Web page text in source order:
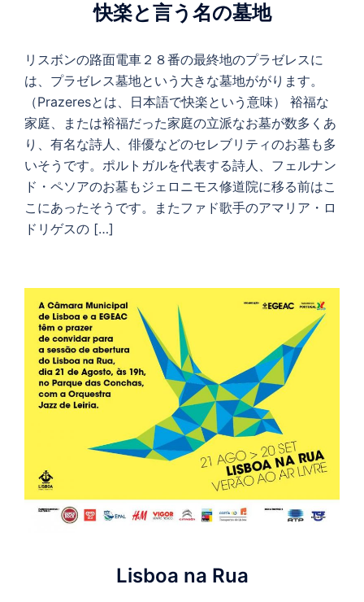
快楽と言う名の墓地
リスボンの路面電車２８番の最終地のプラゼレスに
は、プラゼレス墓地という大きな墓地ががります。
（Prazeresとは、日本語で快楽という意味） 裕福な
家庭、または裕福だった家庭の立派なお墓が数多くあ
り、有名な詩人、俳優などのセレブリティのお墓も多
いそうです。ポルトガルを代表する詩人、フェルナン
ド・ペソアのお墓もジェロニモス修道院に移る前はこ
こにあったそうです。またファド歌手のアマリア・ロ
ドリゲスの […]
Lisboa na Rua